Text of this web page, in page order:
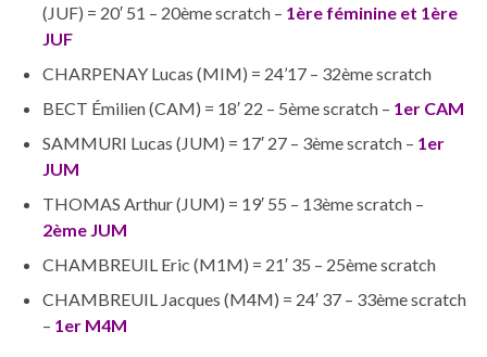
(JUF) = 20′ 51 – 20ème scratch – 1ère féminine et 1ère
JUF
CHARPENAY Lucas (MIM) = 24’17 – 32ème scratch
BECT Émilien (CAM) = 18′ 22 – 5ème scratch – 1er CAM
SAMMURI Lucas (JUM) = 17′ 27 – 3ème scratch – 1er
JUM
THOMAS Arthur (JUM) = 19′ 55 – 13ème scratch –
2ème JUM
CHAMBREUIL Eric (M1M) = 21′ 35 – 25ème scratch
CHAMBREUIL Jacques (M4M) = 24′ 37 – 33ème scratch
– 1er M4M